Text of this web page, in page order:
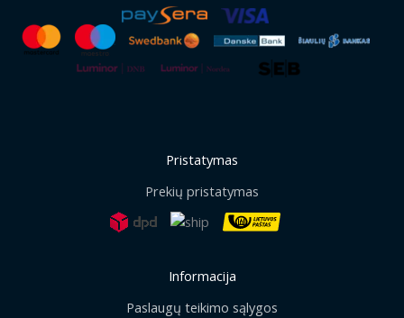
Pristatymas
Prekių pristatymas
Informacija
Paslaugų teikimo sąlygos